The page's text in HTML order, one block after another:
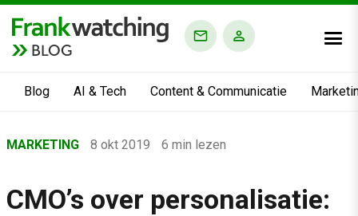
BLOG
Blog AI & Tech Content & Communicatie
›
›
MARKETING 8 okt 2019 6 min lezen
CMO’s over personalisatie: